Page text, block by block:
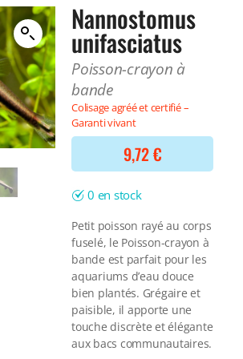
BONNES AFFAIRES
Voir tout
DERNIERS ARRIVAGES
Voir tout
Filtre interne
Voir tout
NOURRITURE
Nourriture Lyophilisée
Nourriture sèche
Nourriture vivante
Spéciale herbivores
Spécifique
Voir tout
TRAITEMENT DE L'EAU
Spécial bassin
Additifs
Engrais
Voir tout
BONNES AFFAIRES
Voir tout
DERNIERS ARRIVAGES
Nannostomus
unifasciatus
Poisson-crayon à
bande
Colisage agréé et certifié –
Garanti vivant
9,72€
0 en stock
Petit poisson rayé au corps
fuselé, le Poisson-crayon à
bande est parfait pour les
aquariums d’eau douce
bien plantés. Grégaire et
paisible, il apporte une
touche discrète et élégante
aux bacs communautaires.